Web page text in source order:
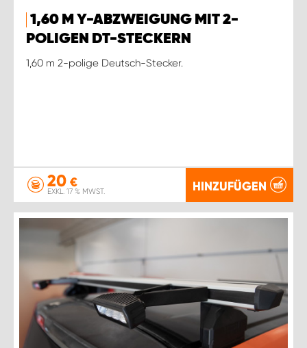
1,60 M Y-ABZWEIGUNG MIT 2-
POLIGEN DT-STECKERN
1,60 m 2-polige Deutsch-Stecker.
20 €
EXKL. 17 % MWST. HINZUFÜGEN